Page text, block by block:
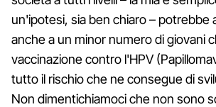
un'ipotesi, sia ben chiaro – potrebbe
anche a un minor numero di giovani
vaccinazione contro l'HPV
tutto il rischio che ne consegue di
Non dimentichiamoci che non sono